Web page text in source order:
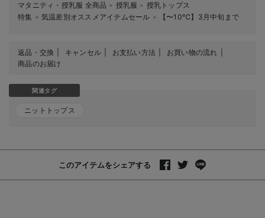
マタニティ・授乳服 全商品 ＞ 授乳服 ＞ 授乳トップス
特集
＞ 気温差別オススメアイテムセール ＞ 【〜10℃】3月中旬まで
返品・交換 キャンセル お支払い方法
お買い物の流れ
商品のお届け
関連タグ
ニットトップス
このアイテムをシェアする